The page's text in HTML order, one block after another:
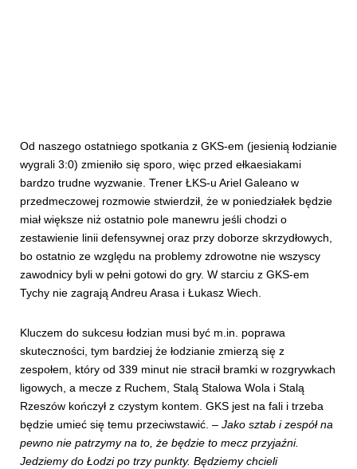
Od naszego ostatniego spotkania z GKS-em (jesienią łodzianie
wygrali 3:0) zmieniło się sporo, więc przed ełkaesiakami
bardzo trudne wyzwanie. Trener ŁKS-u Ariel Galeano w
przedmeczowej rozmowie stwierdził, że w poniedziałek będzie
miał większe niż ostatnio pole manewru jeśli chodzi o
zestawienie linii defensywnej oraz przy doborze skrzydłowych,
bo ostatnio ze względu na problemy zdrowotne nie wszyscy
zawodnicy byli w pełni gotowi do gry. W starciu z GKS-em
Tychy nie zagrają Andreu Arasa i Łukasz Wiech.
Kluczem do sukcesu łodzian musi być m.in. poprawa
skuteczności, tym bardziej że łodzianie zmierzą się z
zespołem, który od 339 minut nie stracił bramki w rozgrywkach
ligowych, a mecze z Ruchem, Stalą Stalowa Wola i Stalą
Rzeszów kończył z czystym kontem. GKS jest na fali i trzeba
będzie umieć się temu przeciwstawić. – Jako sztab i zespół na
pewno nie patrzymy na to, że będzie to mecz przyjaźni.
Jedziemy do Łodzi po trzy punkty. Będziemy chcieli